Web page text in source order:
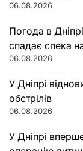
06.08.2026
Погода в
спадає спека
06.08.2026
У Дніпрі
обстрілів
06.08.2026
У Дніпрі